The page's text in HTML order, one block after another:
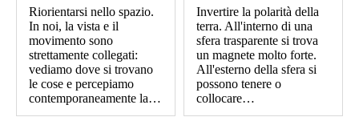
Riorientarsi nello spazio.
In noi, la vista e il
movimento sono
strettamente collegati:
vediamo dove si trovano
le cose e percepiamo
contemporaneamente la…
Invertire la polarità della
terra. All'interno di una
sfera trasparente si trova
un magnete molto forte.
All'esterno della sfera si
possono tenere o
collocare…